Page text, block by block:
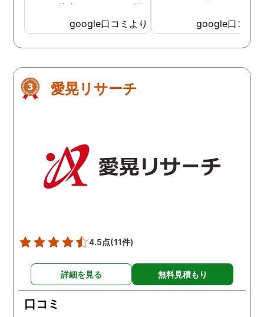
すると決意しても、どの探
偵事務所を選べばいいのか
分かりませんでした。調査
エリア内の探偵事務所の中
れたトラストを選びまし
た。結果、正解でした。無
google口コミより
た。料金設定は他の探偵
務所と比べて分かりやす
く、複雑ではないため検
追跡中に見失うこともな
にも役立つはずです。調
後も弁護士さんの紹介な
です。
google口コミ
愛晃リサーチ
4.5点(11件)
詳細を見る 無料見積もり
口コミ